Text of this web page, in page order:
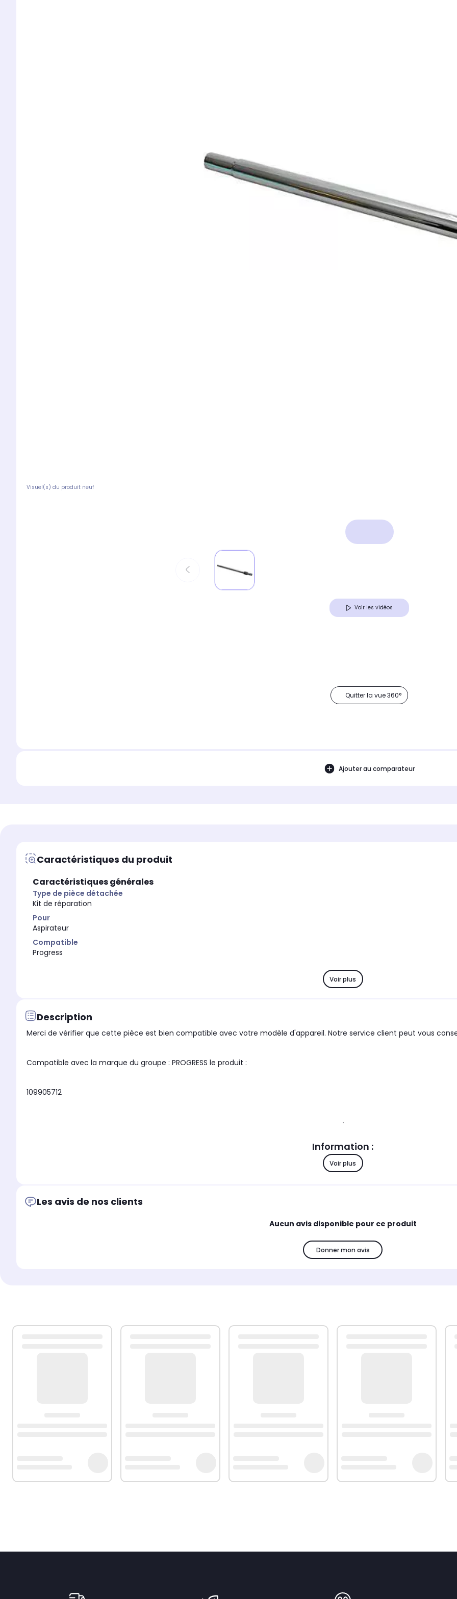
Visuel(s) du produit neuf
Voir les vidéos
Quitter la vue 360°
Ajouter au comparateur
Caractéristiques du produit
Caractéristiques générales
Type de pièce détachée
Kit de réparation
Pour
Aspirateur
Compatible
Progress
Voir plus
Description
Merci de vérifier que cette pièce est bien compatible avec votre modèle d'appareil. Notre service client peut vous
Compatible avec la marque du groupe : PROGRESS le produit :
109905712
.
Information :
Compatibilité :
ELECTROLUX: Z5120, Z5540 - 292298H, ZE2271 - 9102844807, XXLBOX3 - 910286107, 2271XXL -
Voir plus
Les avis de nos clients
Aucun avis disponible pour ce produit
Donner mon avis